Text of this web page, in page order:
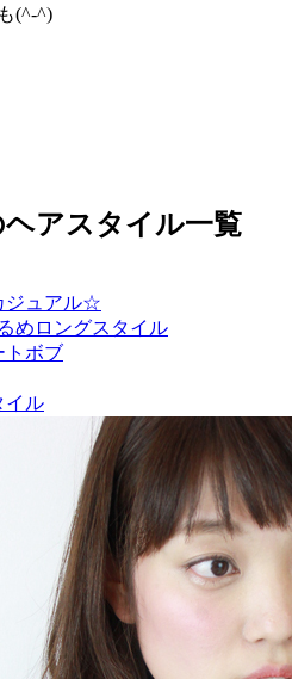
(^-^)
アスタイル一覧